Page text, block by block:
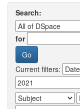
Search:
for
Current filters: